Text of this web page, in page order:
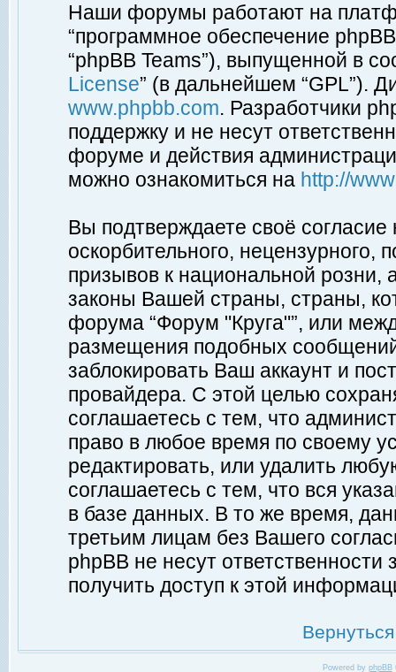
Наши форумы работают на
“программное обеспечение
“phpBB Teams”), выпущенной в
License” (в дальнейшем “GPL”).
www.phpbb.com. Разработчики
поддержку и не несут
форуме и действия
можно ознакомиться на http://
Вы подтверждаете своё
оскорбительного, нецензурного,
призывов к национальной
законы Вашей страны, страны,
форума “Форум "Круга"”, или
размещения подобных
заблокировать Ваш аккаунт и
провайдера. С этой целью
соглашаетесь с тем, что
право в любое время по своему
редактировать, или удалить
соглашаетесь с тем, что вся
в базе данных. В то же время,
третьим лицам без Вашего
phpBB не несут ответственности
получить доступ к этой
Powered by phpBB